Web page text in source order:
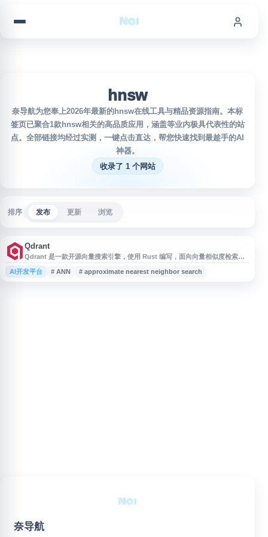
hnsw
奈导航为您奉上2026年最新的hnsw在线工具与精品资源指南。本标
签页已聚合1款hnsw相关的高品质应用，涵盖等业内极具代表性的站
点。全部链接均经过实测，一键点击直达，帮您快速找到最趁手的AI
神器。
收录了 1 个网站
排序 发布 更新 浏览
Qdrant
Qdrant 是一款开源向量搜索引擎，使用 Rust 编写，面向向量相似度检索、
近似最近邻搜索和语义搜索等场景。它提供快速、可扩展的向量检索服务和便
捷 API，适用于 AI 应用中的 embeddings 检索、推荐系统、图像搜索、文本
AI开发平台 # ANN # approximate nearest neighbor search
奈导航